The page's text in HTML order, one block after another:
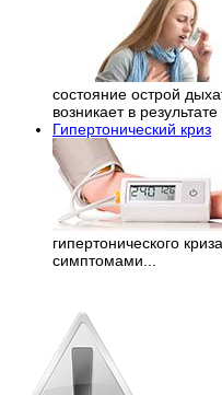
состояние острой
возникает в
Гипертонический криз
гипертонического
симптомами...